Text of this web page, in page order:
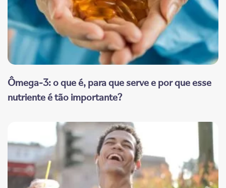
Ômega-3: o que é, para que serve e por que esse
nutriente é tão importante?